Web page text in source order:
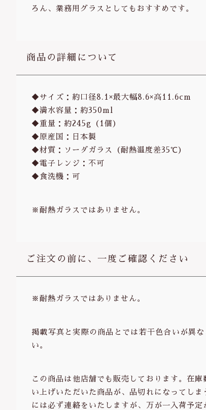
ろん、業務用グラスとしてもおすすめです。
商品の詳細について
◆サイズ：約口径8.1×最大幅8.6×高11.6cm
◆満水容量：約350ml
◆重量：約245g（1個）
◆原産国：日本製
◆材質：ソーダガラス（耐熱温度差35℃）
◆電子レンジ：不可
◆食洗機：可
※耐熱ガラスではありません。
ご注文の前に、一度ご確認ください
※耐熱ガラスではありません。
掲載写真と実際の商品とでは若干色合いが異
い。
この商品は他店舗でも販売しております。在
い上げいただいた商品が、品切れになってし
には必ず連絡をいたしますが、万が一入荷予